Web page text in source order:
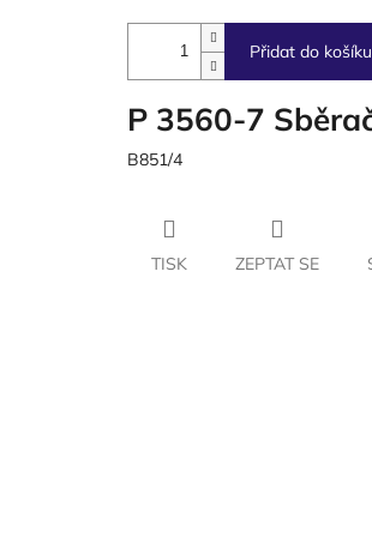
Přidat do košíku
P 3560-7
B851/4
TISK ZEPTAT SE